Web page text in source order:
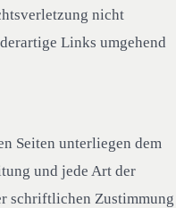
nicht
Links umgehend
Seiten unterliegen dem
und jede Art der
schriftlichen Zustimmung